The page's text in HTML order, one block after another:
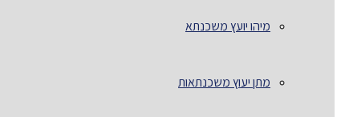
מיהו יועץ משכנתא
מתן יעוץ משכנתאות